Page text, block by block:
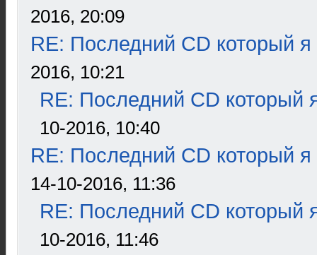
2016, 20:09
RE: Последний CD который я
2016, 10:21
RE: Последний CD который
10-2016, 10:40
RE: Последний CD который я
14-10-2016, 11:36
RE: Последний CD который
10-2016, 11:46